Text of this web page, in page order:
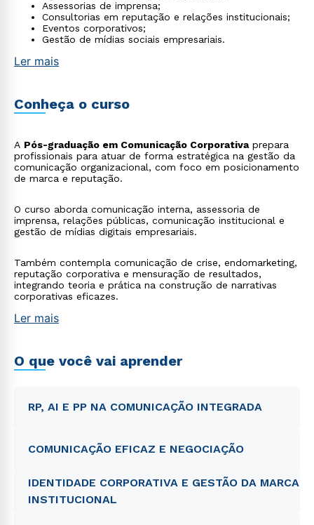
Assessorias de imprensa;
Consultorias em reputação e relações institucionais;
Eventos corporativos;
Gestão de mídias sociais empresariais.
Ler mais
Conheça o curso
A Pós-graduação em Comunicação Corporativaprepara
profissionais para atuar de forma estratégica na gestão da
comunicação organizacional, com foco em posicionamento
de marca e reputação.
O curso aborda comunicação interna, assessoria de
imprensa, relações públicas, comunicação institucional e
gestão de mídias digitais empresariais.
Também contempla comunicação de crise, endomarketing,
reputação corporativa e mensuração de resultados,
integrando teoria e prática na construção de narrativas
corporativas eficazes.
Ler mais
O que você vai aprender
RP, AI E PP NA COMUNICAÇÃO INTEGRADA
COMUNICAÇÃO EFICAZ E NEGOCIAÇÃO
IDENTIDADE CORPORATIVA E GESTÃO DA MARCA
INSTITUCIONAL